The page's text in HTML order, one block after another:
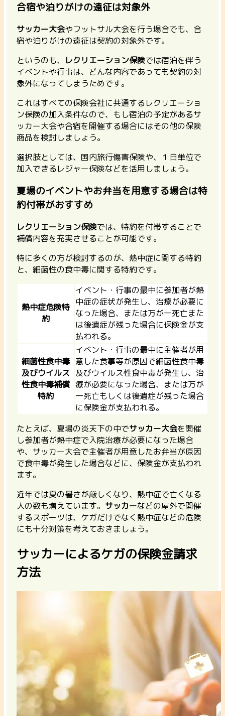
合宿や泊りがけの遠征は対象外
サッカー大会やフットサル大会を行う場合でも、合
宿や泊りがけの遠征は契約の対象外です。
というのも、
レクリエーション保険では宿泊を伴う
イベントや行事は、どんな内容であっても契約の対
象外になってしまうためです。
これはすべての保険会社に共通するレクリエーショ
ン保険の加入条件なので、もし宿泊の予定があるサ
ッカー大会や合宿を開催する場合にはその他の保険
商品を検討しましょう。
選択肢としては、国内旅行傷害保険や、１日単位で
加入できるレジャー保険などを活用しましょう。
夏場のイベントやお弁当を用意する場合は特
約付帯がおすすめ
レクリエーション保険では、特約を付帯することで
補償内容を充実させることが可能です。
特に多くの方が検討するのが、熱中症に関する特約
と、細菌性の食中毒に関する特約です。
熱中症危険特
約
イベント・行事の最中に参加者が熱
中症の症状が発生し、治療が必要に
なった場合、または万が一死亡また
は後遺症が残った場合に保険金が支
払われる。
細菌性食中毒
及びウイルス
性食中毒補償
特約
イベント・行事の最中に主催者が用
意した食事等が原因で細菌性食中毒
及びウイルス性食中毒が発生し、治
療が必要になった場合、または万が
一死亡もしくは後遺症が残った場合
に保険金が支払われる。
たとえば、夏場の炎天下の中でサッカー大会を開催
し参加者が熱中症で入院治療が必要になった場合
や、サッカー大会で主催者が用意したお弁当が原因
で食中毒が発生した場合などに、保険金が支払われ
ます。
近年では夏の暑さが厳しくなり、熱中症で亡くなる
人の数も増えています。 サッカーなどの屋外で開催
するスポーツは、ケガだけでなく熱中症などの危険
にも十分対策を考えておきましょう。
サッカーによるケガの保険金請求
方法